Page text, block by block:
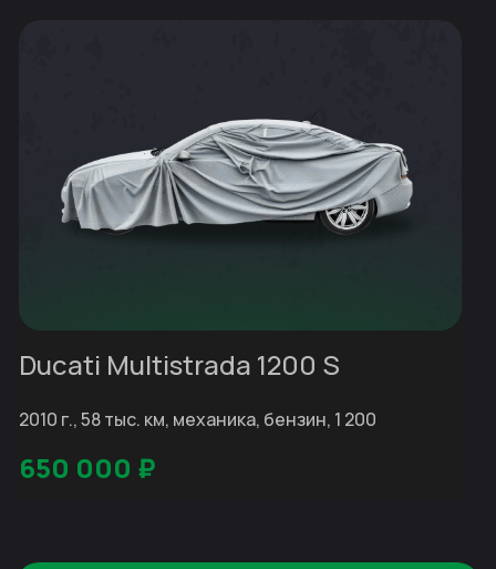
Ducati Multistrada 1200 S
2010 г., 58 тыс. км, механика, бензин, 1 200
650 000 ₽